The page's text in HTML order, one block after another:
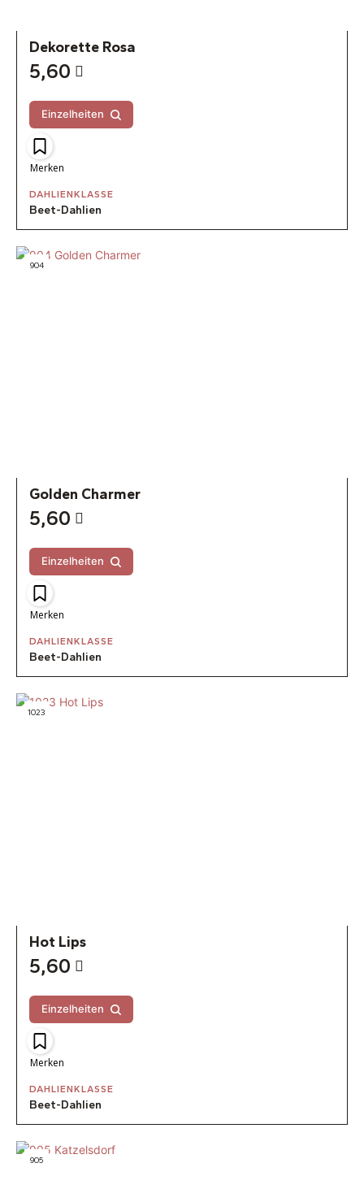
Dekorette Rosa
5,60
Einzelheiten
Merken
DAHLIENKLASSE
Beet-Dahlien
904
Golden Charmer
5,60
Einzelheiten
Merken
DAHLIENKLASSE
Beet-Dahlien
1023
Hot Lips
5,60
Einzelheiten
Merken
DAHLIENKLASSE
Beet-Dahlien
905